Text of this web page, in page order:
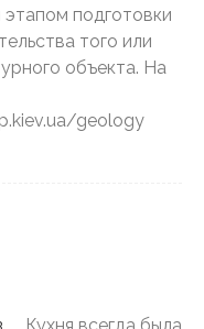
подготовки
того или
объекта. На
geology
Кухня всегда была